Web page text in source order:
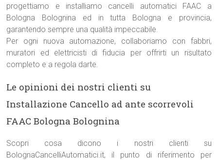
progettiamo e installiamo cancelli automatici FAAC a
Bologna Bolognina ed in tutta Bologna e provincia,
garantendo sempre una qualità impeccabile.
Per ogni nuova automazione, collaboriamo con fabbri,
muratori ed elettricisti di fiducia per offrirti un risultato
completo e a regola darte.
Le opinioni dei nostri clienti su
Installazione Cancello ad ante scorrevoli
FAAC Bologna Bolognina
Scopri cosa dicono i nostri clienti su
BolognaCancelliAutomatici.it, il punto di riferimento per